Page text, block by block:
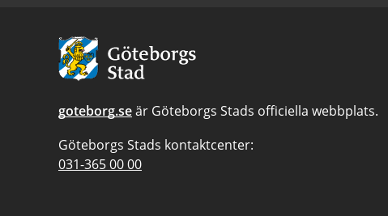
Avsändare:
Göteborgs
Stad
goteborg.seär Göteborgs Stads officiella webbplats.
Göteborgs Stads kontaktcenter:
Telefonnummer
031-365 00 00